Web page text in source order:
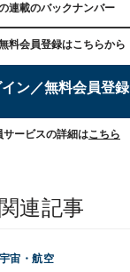
連載のバックナンバー
料会員登録はこちらから
イン／無料会員登録
サービスの詳細はこちら
連記事
宇宙・航空